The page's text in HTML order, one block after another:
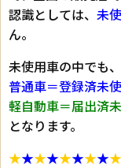
認識としては、 未
ん。
未使用車の中でも、
普通車＝登録済未
軽自動車＝届出済
となります。
★★★★★★★★★